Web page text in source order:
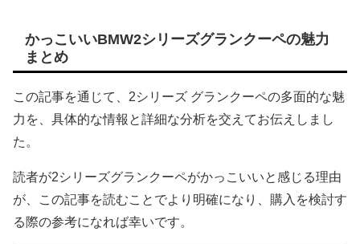
かっこいいBMW2シリーズグランクーペの魅力
まとめ
この記事を通じて、2シリーズ グランクーペの多面的な魅
力を、具体的な情報と詳細な分析を交えてお伝えしまし
た。
読者が2シリーズグランクーペがかっこいいと感じる理由
が、この記事を読むことでより明確になり、購入を検討す
る際の参考になれば幸いです。